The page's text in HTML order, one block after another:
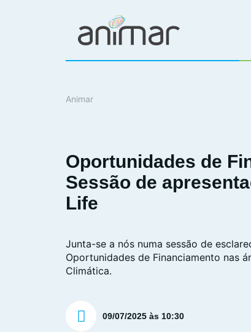
Animar
Oportunidades de
Sessão de
Life
Junta-se a nós numa sessão de
Oportunidades de Financiamento nas
Climática.
09/07/2025 às 10:30